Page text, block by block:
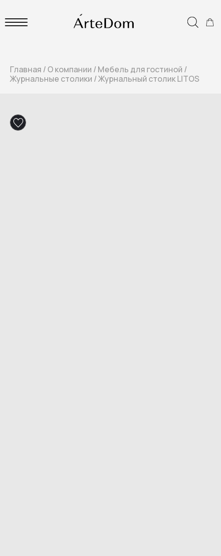
Главная /О компании /Мебель для гостиной /
Журнальные столики /Журнальный столик LITOS